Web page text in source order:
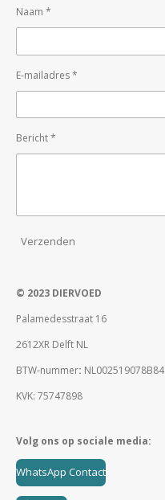
Naam *
E-mailadres *
Bericht *
Verzenden
© 2023 DIERVOED
Palamedesstraat 16
2612XR Delft NL
BTW-nummer: NL002519078B84
KVK: 75747898
Volg ons op sociale media:
WhatsApp Contact